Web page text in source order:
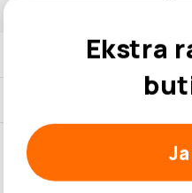
Ekstra